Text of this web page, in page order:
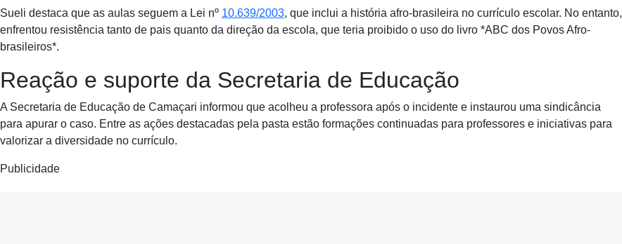
Sueli destaca que as aulas seguem a Lei nº 10.639/2003, que inclui a história afro-brasileira no currículo escolar. No entanto,
enfrentou resistência tanto de pais quanto da direção da escola, que teria proibido o uso do livro *ABC dos Povos Afro-
brasileiros*.
Reação e suporte da Secretaria de Educação
A Secretaria de Educação de Camaçari informou que acolheu a professora após o incidente e instaurou uma sindicância
para apurar o caso. Entre as ações destacadas pela pasta estão formações continuadas para professores e iniciativas para
valorizar a diversidade no currículo.
Publicidade